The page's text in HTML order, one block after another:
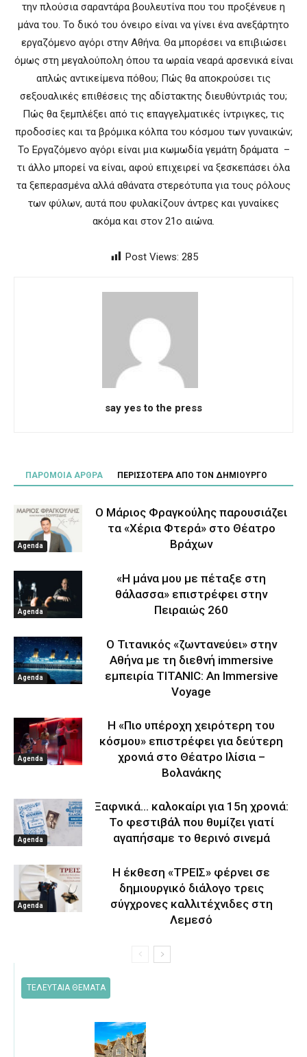
την πλούσια σαραντάρα βουλευτίνα που του προξένευε η
μάνα του. Το δικό του όνειρο είναι να γίνει ένα ανεξάρτητο
εργαζόμενο αγόρι στην Αθήνα. Θα μπορέσει να επιβιώσει
όμως στη μεγαλούπολη όπου τα ωραία νεαρά αρσενικά είναι
απλώς αντικείμενα πόθου; Πώς θα αποκρούσει τις
σεξουαλικές επιθέσεις της αδίστακτης διευθύντριάς του;
Πώς θα ξεμπλέξει από τις επαγγελματικές ίντριγκες, τις
προδοσίες και τα βρόμικα κόλπα του κόσμου των γυναικών;
Το Εργαζόμενο αγόρι είναι μια κωμωδία γεμάτη δράματα –
τι άλλο μπορεί να είναι, αφού επιχειρεί να ξεσκεπάσει όλα
τα ξεπερασμένα αλλά αθάνατα στερεότυπα για τους ρόλους
των φύλων, αυτά που φυλακίζουν άντρες και γυναίκες
ακόμα και στον 21ο αιώνα.
Post Views: 285
say yes to the press
ΠΑΡΟΜΟΙΑ ΑΡΘΡΑ ΠΕΡΙΣΣΟΤΕΡΑ ΑΠΟ ΤΟΝ ΔΗΜΙΟΥΡΓΟ
Agenda
Ο Μάριος Φραγκούλης παρουσιάζει
τα «Χέρια Φτερά» στο Θέατρο
Βράχων
Agenda
«Η μάνα μου με πέταξε στη
θάλασσα» επιστρέφει στην
Πειραιώς 260
Agenda
Ο Τιτανικός «ζωντανεύει» στην
Αθήνα με τη διεθνή immersive
εμπειρία TITANIC: An Immersive
Voyage
Agenda
Η «Πιο υπέροχη χειρότερη του
κόσμου» επιστρέφει για δεύτερη
χρονιά στο Θέατρο Ιλίσια –
Βολανάκης
Agenda
Ξαφνικά… καλοκαίρι για 15η χρονιά:
Το φεστιβάλ που θυμίζει γιατί
αγαπήσαμε το θερινό σινεμά
Agenda
Η έκθεση «ΤΡΕΙΣ» φέρνει σε
δημιουργικό διάλογο τρεις
σύγχρονες καλλιτέχνιδες στη
Λεμεσό
ΤΕΛΕΥΤΑΙΑ ΘΕΜΑΤΑ